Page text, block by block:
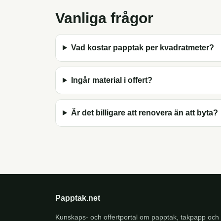
Vanliga frågor
Vad kostar papptak per kvadratmeter?
Ingår material i offert?
Är det billigare att renovera än att byta?
Papptak.net
Kunskaps- och offertportal om papptak, takpapp och